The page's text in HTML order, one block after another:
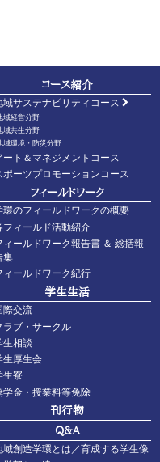
コース紹介
域サステナビリティコース
域経営分野
域共生分野
域環境・防災分野
ート＆マネジメントコース
ポーツプロモーションコース
フィールドワーク
環のフィールドワークの概要
フィールド活動紹介
ィールドワーク報告書 ＆ 総括報
集
ィールドワーク紀行
学生生活
際交流
ラブ・サークル
生相談
生厚生会
生寮
学金・授業料等免除
刊行物
Q&A
域創造学環とは／育成する学生像